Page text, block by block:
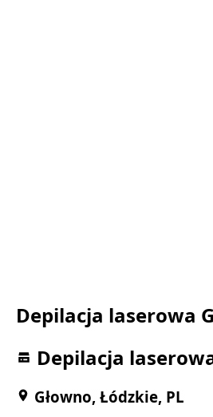
Depilacja laserowa
Depilacja
Głowno, Łódzkie, PL